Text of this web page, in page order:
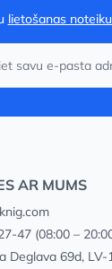
lietošanas
AR MUMS
47(08:00 –
Deglava 69d, LV-